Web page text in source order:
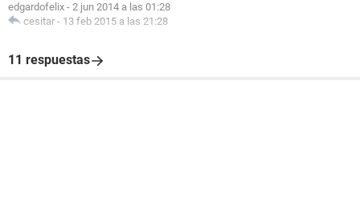
edgardofelix - 2 jun 2014 a las 01:28
cesitar - 13 feb 2015 a las 21:28
11 respuestas